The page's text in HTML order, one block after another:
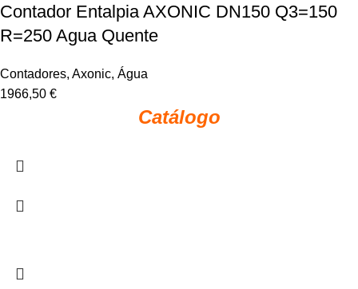
Contador Entalpia AXONIC DN150 Q3=150
R=250 Agua Quente
Contadores, Axonic, Água
1966,50 €
Catálogo